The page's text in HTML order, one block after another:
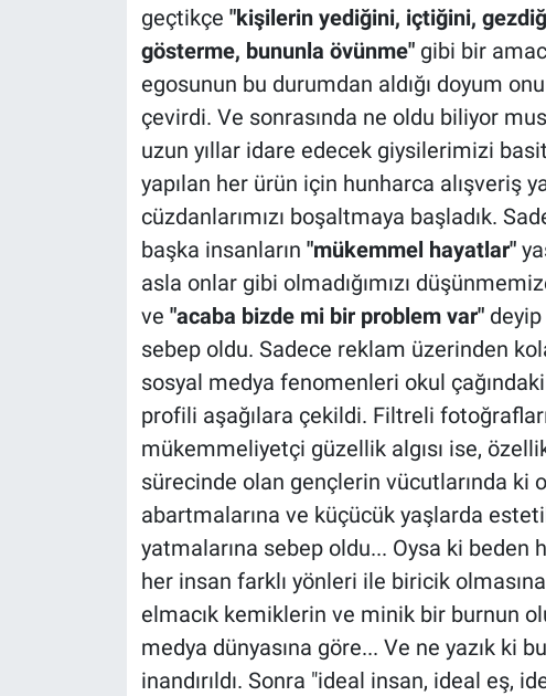
geçtikçe "kişilerin yediğini, içtiğini,
gösterme, bununla övünme"gibi bir
egosunun bu durumdan aldığı doyum
çevirdi. Ve sonrasında ne oldu biliyor
uzun yıllar idare edecek giysilerimizi
yapılan her ürün için hunharca alışveriş
cüzdanlarımızı boşaltmaya başladık.
başka insanların "mükemmel hayatlar"
asla onlar gibi olmadığımızı
ve "acaba bizde mi bir problem var"deyip
sebep oldu. Sadece reklam üzerinden
sosyal medya fenomenleri okul
profili aşağılara çekildi. Filtreli
mükemmeliyetçi güzellik algısı ise,
sürecinde olan gençlerin vücutlarında
abartmalarına ve küçücük yaşlarda
yatmalarına sebep oldu... Oysa ki
her insan farklı yönleri ile biricik
elmacık kemiklerin ve minik bir burnun
medya dünyasına göre... Ve ne yazık ki
inandırıldı. Sonra "ideal insan, ideal eş,